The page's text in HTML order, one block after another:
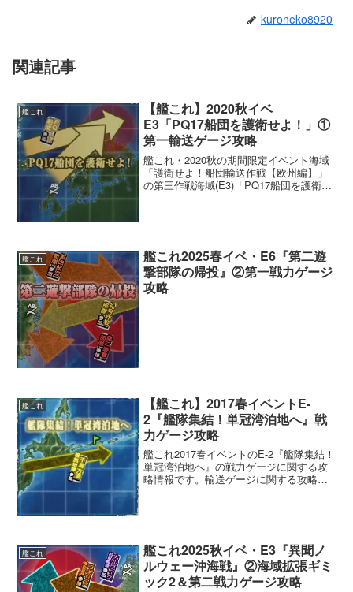
kuroneko8920
関連記事
艦これ
【艦これ】2020秋イベ
E3「PQ17船団を護衛せよ！」①
第一輸送ゲージ攻略
艦これ・2020秋の期間限定イベント海域
「護衛せよ！船団輸送作戦【欧州編】」
の第三作戦海域(E3)「PQ17船団を護衛せ
艦これ
艦これ2025春イベ・E6『第二遊
撃部隊の帰投』②第一戦力ゲージ
攻略
艦これ
【艦これ】2017春イベントE-
2『艦隊集結！単冠湾泊地へ』戦
力ゲージ攻略
艦これ2017春イベントのE-2『艦隊集結！
単冠湾泊地へ』の戦力ゲージに関する攻
略情報です。輸送ゲージに関する攻略は
艦これ
艦これ2025秋イベ・E3『異聞ノ
ルウェー沖海戦』②海域拡張ギミ
ック2＆第二戦力ゲージ攻略